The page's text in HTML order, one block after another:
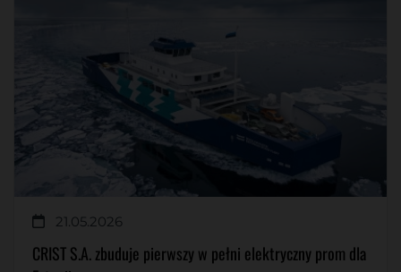
21.05.2026
CRIST S.A. zbuduje pierwszy w pełni elektryczny prom dla